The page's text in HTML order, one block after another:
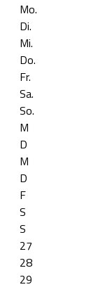
Mo.
Di.
Mi.
Do.
Fr.
Sa.
So.
M
D
M
D
F
S
S
27
28
29